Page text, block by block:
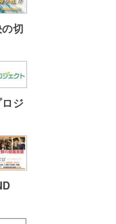
切
ジ